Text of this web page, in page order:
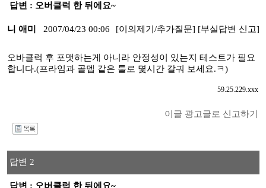
답변 : 오버클럭 한 뒤에요~
니 애미 2007/04/23 00:06 [이의제기/추가질문] [부실답변 신고]
오바클럭 후 포맷하는게 아니라 안정성이 있는지 테스트가 필요
합니다.(프라임과 골멥 같은 툴로 몇시간 갈궈 보세요.ㅋ)
59.25.229.xxx
이글 광고글로 신고하기
답변 2
답변 : 오버클럭 한 뒤에요~